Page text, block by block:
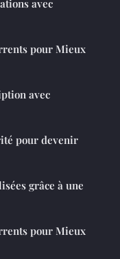
avec
pour Mieux
avec
pour devenir
grâce à une
pour Mieux